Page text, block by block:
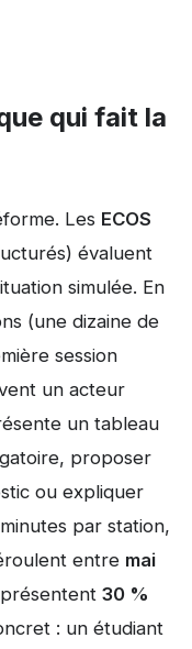
qui fait la
Les ECOS
évaluent
simulée. En
(une dizaine de
session
un acteur
un tableau
proposer
ou expliquer
par station,
entre mai
30 %
: un étudiant